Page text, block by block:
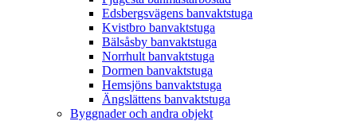
Edsbergsvägens banvaktstuga
Kvistbro banvaktstuga
Bälsåsby banvaktstuga
Norrhult banvaktstuga
Dormen banvaktstuga
Hemsjöns banvaktstuga
Ängslättens banvaktstuga
Byggnader och andra objekt